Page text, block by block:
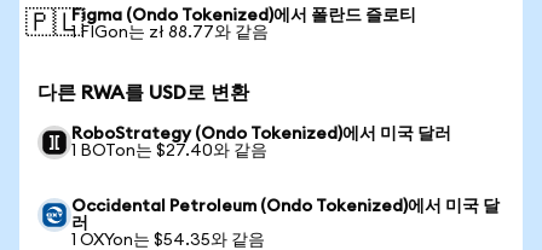
🇵🇱Figma (Ondo Tokenized)에서 폴란드 즐로티
1 FIGon는 zł 88.77와 같음
다른 RWA를 USD로 변환
RoboStrategy (Ondo Tokenized)에서 미국 달러
1 BOTon는 $27.40와 같음
Occidental Petroleum (Ondo Tokenized)에서 미국 달
러
1 OXYon는 $54.35와 같음